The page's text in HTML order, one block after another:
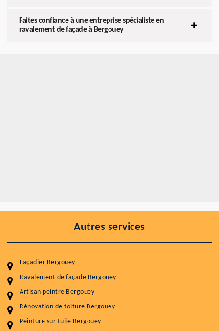
Faites confiance à une entreprise spécialiste en
ravalement de façade à Bergouey
Autres services
Façadier Bergouey
Ravalement de façade Bergouey
Artisan peintre Bergouey
Rénovation de toiture Bergouey
Peinture sur tuile Bergouey
Entretenir votre toiture, c'est préserver sa
durabilité